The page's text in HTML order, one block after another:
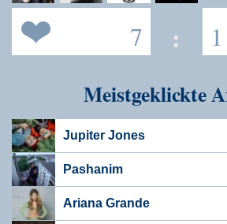
7 : 1
Meistgeklickte
Jupiter Jones
Pashanim
Ariana Grande